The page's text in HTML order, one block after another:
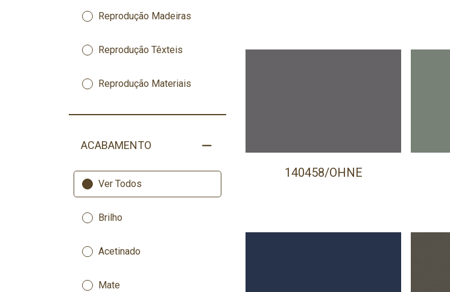
Reprodução Madeiras
Reprodução Têxteis
Reprodução Materiais
ACABAMENTO
Ver Todos
Brilho
Acetinado
Mate
140458/OHNE